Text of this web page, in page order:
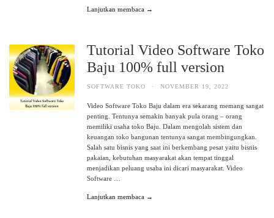
Lanjutkan membaca →
Tutorial Video Software Toko
Baju 100% full version
SOFTWARE TOKO · NOVEMBER 19, 2022
Video Software Toko Baju dalam era sekarang memang sangat
penting. Tentunya semakin banyak pula orang – orang
memiliki usaha toko Baju. Dalam mengolah sistem dan
keuangan toko bangunan tentunya sangat membingungkan.
Salah satu bisnis yang saat ini berkembang pesat yaitu bisnis
pakaian, kebutuhan masyarakat akan tempat tinggal
menjadikan peluang usaha ini dicari masyarakat. Video
Software …
Lanjutkan membaca →